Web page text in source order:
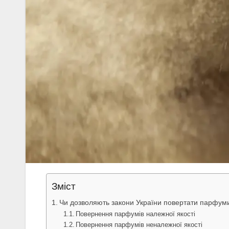
Зміст
Чи дозволяють закони України повертати
Повернення парфумів належної якості
Повернення парфумів неналежної якості